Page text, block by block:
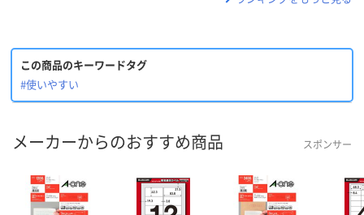
この商品のキーワードタグ
#使いやすい
メーカーからのおすすめ商品 スポンサー